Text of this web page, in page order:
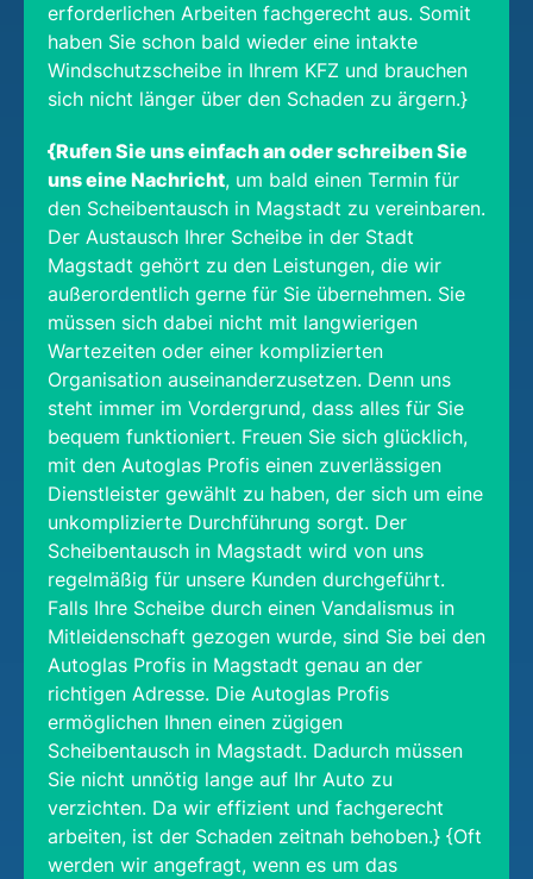
erforderlichen Arbeiten fachgerecht aus. Somit
haben Sie schon bald wieder eine intakte
Windschutzscheibe in Ihrem KFZ und brauchen
sich nicht länger über den Schaden zu ärgern.}
{Rufen Sie uns einfach an oder schreiben Sie
uns eine Nachricht, um bald einen Termin für
den Scheibentausch in Magstadt zu vereinbaren.
Der Austausch Ihrer Scheibe in der Stadt
Magstadt gehört zu den Leistungen, die wir
außerordentlich gerne für Sie übernehmen. Sie
müssen sich dabei nicht mit langwierigen
Wartezeiten oder einer komplizierten
Organisation auseinanderzusetzen. Denn uns
steht immer im Vordergrund, dass alles für Sie
bequem funktioniert. Freuen Sie sich glücklich,
mit den Autoglas Profis einen zuverlässigen
Dienstleister gewählt zu haben, der sich um eine
unkomplizierte Durchführung sorgt. Der
Scheibentausch in Magstadt wird von uns
regelmäßig für unsere Kunden durchgeführt.
Falls Ihre Scheibe durch einen Vandalismus in
Mitleidenschaft gezogen wurde, sind Sie bei den
Autoglas Profis in Magstadt genau an der
richtigen Adresse. Die Autoglas Profis
ermöglichen Ihnen einen zügigen
Scheibentausch in Magstadt. Dadurch müssen
Sie nicht unnötig lange auf Ihr Auto zu
verzichten. Da wir effizient und fachgerecht
arbeiten, ist der Schaden zeitnah behoben.} {Oft
werden wir angefragt, wenn es um das